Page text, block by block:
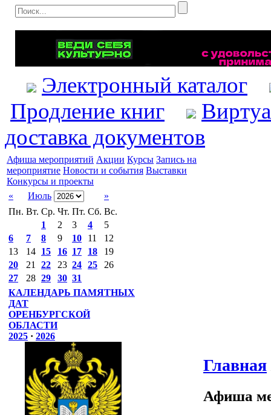
Электронный каталог
Продление книг
доставка документов
Афиша мероприятий Акции Курсы Запись на
мероприятие Новости и события Выставки
Конкурсы и проекты
«
Июль
»
Пн. Вт. Ср. Чт. Пт. Сб. Вс.
1
2 3 4
5
6
7 8 9 10 11
12
13
14 15 16 17 18
19
20
21 22 23 24 25
26
27
28 29 30 31
КАЛЕНДАРЬ ПАМЯТНЫХ
ДАТ
ОРЕНБУРГСКОЙ
ОБЛАСТИ
2025 · 2026
Главная
Афиша